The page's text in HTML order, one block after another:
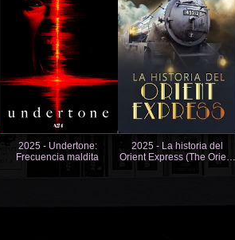
2025 - Undertone:
Frecuencia maldita
2025 - La historia del
Orient Express (The Orient